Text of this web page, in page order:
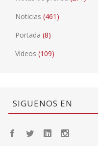
Noticias (461)
Portada (8)
Vídeos (109)
SIGUENOS EN